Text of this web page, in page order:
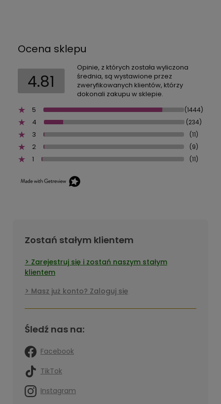
Ocena sklepu
4.81
Opinie, z których została wyliczona
średnia, są wystawione przez
zweryfikowanych klientów, którzy
dokonali zakupu w sklepie.
5
(1444)
4 (234)
3 (11)
2 (9)
1 (11)
Zostań stałym klientem
Zarejestruj się i zostań naszym stałym
klientem
Masz już konto? Zaloguj się
Śledź nas na:
Facebook
TikTok
Instagram